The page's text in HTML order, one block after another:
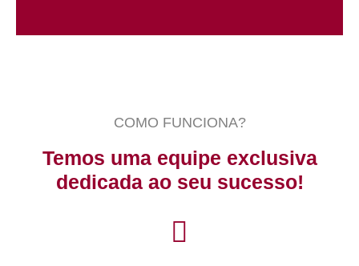
COMO FUNCIONA?
Temos uma equipe exclusiva
dedicada ao seu sucesso!